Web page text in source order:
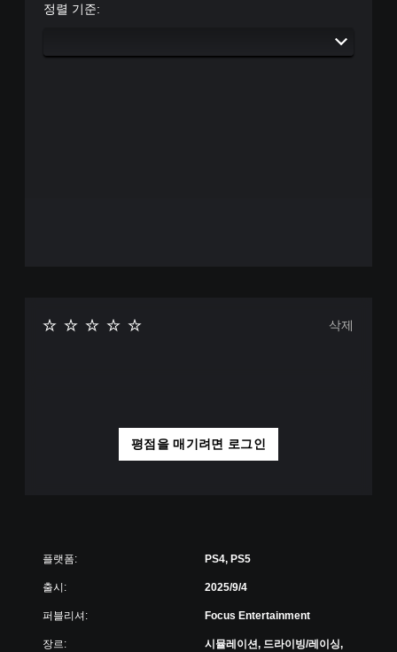
정렬 기준:
평점을 매기려면 로그인
삭제
플랫폼: PS4, PS5
출시: 2025/9/4
퍼블리셔: Focus Entertainment
장르:
시뮬레이션, 드라이빙/레이싱,